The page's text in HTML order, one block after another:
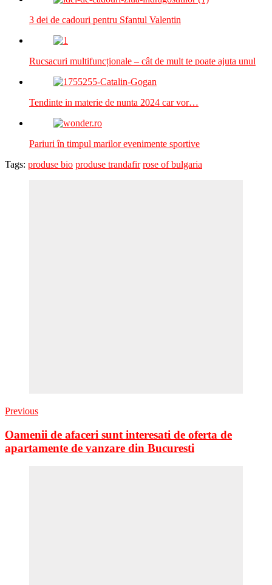
3 dei de cadouri pentru Sfantul Valentin
Rucsacuri multifuncționale – cât de mult te poate ajuta unul
Tendinte in materie de nunta 2024 car vor…
Pariuri în timpul marilor evenimente sportive
Tags: produse bio produse trandafir rose of bulgaria
Previous
Oamenii de afaceri sunt interesati de oferta de
apartamente de vanzare din Bucuresti